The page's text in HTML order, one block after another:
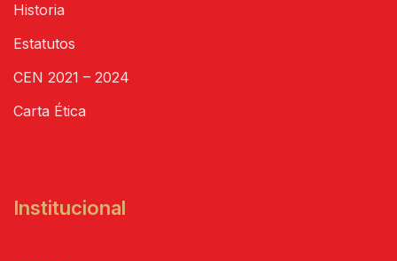
Historia
Estatutos
CEN 2021 – 2024
Carta Ética
Institucional